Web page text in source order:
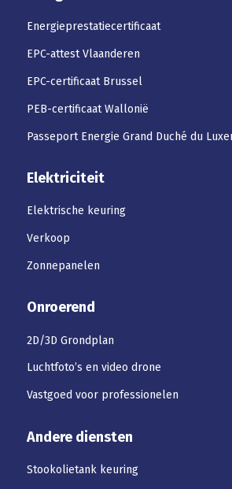
Energieprestatiecertificaat
EPC-attest Vlaanderen
EPC-certificaat Brussel
PEB-certificaat Wallonië
Passeport Energie Grand Duché du
Elektriciteit
Elektrische keuring
Verkoop
Zonnepanelen
Onroerend
2D/3D Grondplan
Luchtfoto’s en video drone
Vastgoed voor professionelen
Andere diensten
Stookolietank keuring